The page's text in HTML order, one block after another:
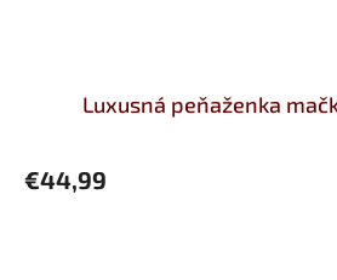
Luxusná peňaženka
€44,99